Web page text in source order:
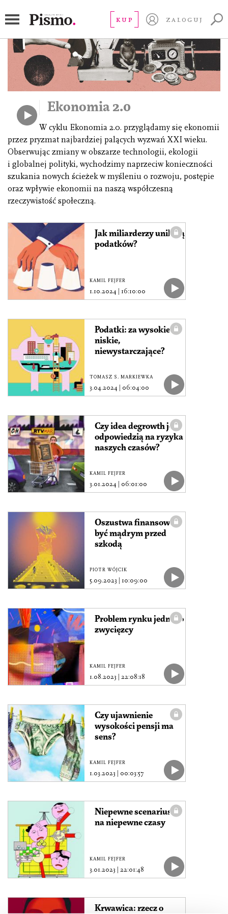
KUP ZALOGUJ
Ekonomia 2.0
W cyklu Ekonomia 2.0. przyglądamy się ekonomii
przez pryzmat najbardziej palących wyzwań XXI wieku.
Obserwując zmiany w obszarze technologii, ekologii
i globalnej polityki, wychodzimy naprzeciw konieczności
szukania nowych ścieżek w myśleniu o rozwoju, postępie
oraz wpływie ekonomii na naszą współczesną
rzeczywistość społeczną.
Jak miliarderzy unikają
podatków?
KAMIL FEJFER
1.10.2024 16:10:00
Podatki: za wysokie, za
niskie,
niewystarczające?
TOMASZ S. MARKIEWKA
3.04.2024 06:04:00
Czy idea degrowth jest
odpowiedzią na ryzyka
naszych czasów?
KAMIL FEJFER
3.01.2024 06:01:00
Oszustwa finansowe –
być mądrym przed
szkodą
PIOTR WÓJCIK
5.09.2023 10:09:00
Problem rynku jednego
zwycięzcy
KAMIL FEJFER
1.08.2023 22:08:18
Czy ujawnienie
wysokości pensji ma
sens?
KAMIL FEJFER
1.03.2023 00:03:57
Niepewne scenariusze
na niepewne czasy
KAMIL FEJFER
3.01.2023 22:01:48
Krwawica: rzecz o